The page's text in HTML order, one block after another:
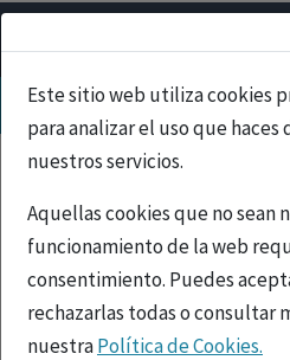
Este sitio web utiliza cookies
para analizar el uso que
nuestros servicios.
Aquellas cookies que no sean
funcionamiento de la web
consentimiento. Puedes
rechazarlas todas o consultar
nuestraPolítica de Cookies.